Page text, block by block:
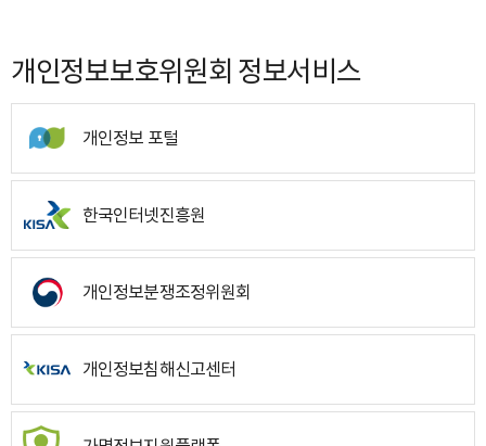
개인정보보호위원회 정보서비스
개인정보 포털
한국인터넷진흥원
개인정보분쟁조정위원회
개인정보침해신고센터